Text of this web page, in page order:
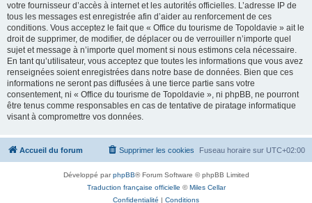
votre fournisseur d’accès à internet et les autorités officielles. L’adresse IP de
tous les messages est enregistrée afin d’aider au renforcement de ces
conditions. Vous acceptez le fait que « Office du tourisme de Topoldavie » ait le
droit de supprimer, de modifier, de déplacer ou de verrouiller n’importe quel
sujet et message à n’importe quel moment si nous estimons cela nécessaire.
En tant qu’utilisateur, vous acceptez que toutes les informations que vous avez
renseignées soient enregistrées dans notre base de données. Bien que ces
informations ne seront pas diffusées à une tierce partie sans votre
consentement, ni « Office du tourisme de Topoldavie », ni phpBB, ne pourront
être tenus comme responsables en cas de tentative de piratage informatique
visant à compromettre vos données.
Accueil du forum Fuseau horaire sur UTC+02:00
Supprimer les cookies
Développé parphpBB® Forum Software © phpBB Limited
Traduction française officielle ©Miles Cellar
Confidentialité | Conditions